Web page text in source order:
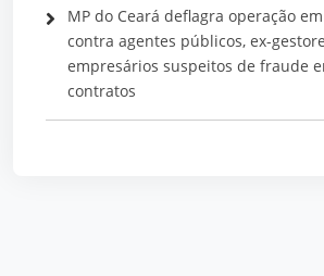
MP do Ceará deflagra operação
contra agentes públicos, ex-
empresários suspeitos de fraude
contratos